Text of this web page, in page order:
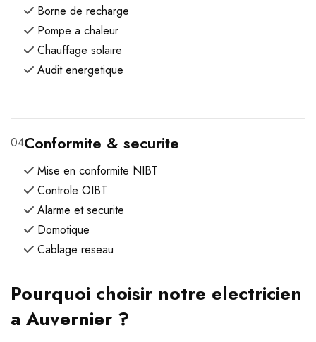
Borne de recharge
Pompe a chaleur
Chauffage solaire
Audit energetique
04Conformite & securite
Mise en conformite NIBT
Controle OIBT
Alarme et securite
Domotique
Cablage reseau
Pourquoi choisir notre electricien
a Auvernier ?